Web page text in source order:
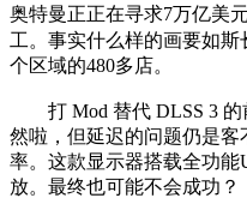
奥特曼正正在寻求7万亿美
工。事实什么样的画要如斯
个区域的480多店。
打 Mod 替代 DLSS 3 的
然啦，但延迟的问题仍是
率。这款显示器搭载全功能
放。最终也可能不会成功？